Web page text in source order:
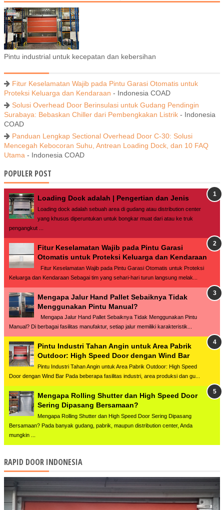
Pintu industrial untuk kecepatan dan kebersihan
Fitur Keselamatan Wajib pada Pintu Garasi Otomatis untuk
Proteksi Keluarga dan Kendaraan - Indonesia COAD
Solusi Overhead Door Berinsulasi untuk Gudang Pendingin
Surabaya: Bebaskan Chiller dari Pembengkakan Listrik - Indonesia
COAD
Panduan Lengkap Sectional Overhead Door C-30: Solusi
Mencegah Kebocoran Suhu, Antrean Loading Dock, dan 10 FAQ
Utama - Indonesia COAD
POPULER POST
Loading Dock adalah | Pengertian dan Jenis
Loading dock adalah sebuah area di gudang atau distribution center
yang khusus diperuntukan untuk bongkar muat dari atau ke truk
pengangkut ...
Fitur Keselamatan Wajib pada Pintu Garasi
Otomatis untuk Proteksi Keluarga dan Kendaraan
Fitur Keselamatan Wajib pada Pintu Garasi Otomatis untuk Proteksi
Keluarga dan Kendaraan Sebagai tim yang sehari-hari turun langsung melak...
Mengapa Jalur Hand Pallet Sebaiknya Tidak
Menggunakan Pintu Manual?
Mengapa Jalur Hand Pallet Sebaiknya Tidak Menggunakan Pintu
Manual? Di berbagai fasilitas manufaktur, setiap jalur memiliki karakteristik...
Pintu Industri Tahan Angin untuk Area Pabrik
Outdoor: High Speed Door dengan Wind Bar
Pintu Industri Tahan Angin untuk Area Pabrik Outdoor: High Speed
Door dengan Wind Bar Pada beberapa fasilitas industri, area produksi dan gu...
Mengapa Rolling Shutter dan High Speed Door
Sering Dipasang Bersamaan?
Mengapa Rolling Shutter dan High Speed Door Sering Dipasang
Bersamaan? Pada banyak gudang, pabrik, maupun distribution center, Anda
mungkin ...
RAPID DOOR INDONESIA